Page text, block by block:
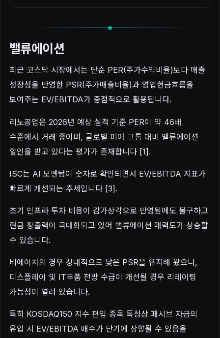
밸류에이션
최근 코스닥 시장에서는 단순 PER(주가수익비율)보다 매출
성장성을 반영한 PSR(주가매출비율)과 영업현금흐름을
보여주는 EV/EBITDA가 중점적으로 활용됩니다.
리노공업은 2026년 예상 실적 기준 PER이 약 46배
수준에서 거래 중이며, 글로벌 피어 그룹 대비 밸류에이션
할인을 받고 있다는 평가가 존재합니다 [1].
ISC는 AI 모멘텀이 숫자로 확인되면서 EV/EBITDA 지표가
빠르게 개선되는 추세입니다 [3].
초기 인프라 투자 비용이 감가상각으로 반영됨에도 불구하고
현금 창출력이 극대화되고 있어 밸류에이션 매력도가 상승할
수 있습니다.
비에이치의 경우 상대적으로 낮은 PSR을 유지해 왔으나,
디스플레이 및 IT부품 전방 수급이 개선될 경우 리레이팅
가능성이 열려 있습니다.
특히 KOSDAQ150 지수 편입 종목 특성상 패시브 자금의
유입 시 EV/EBITDA 배수가 단기에 상향될 수 있음을